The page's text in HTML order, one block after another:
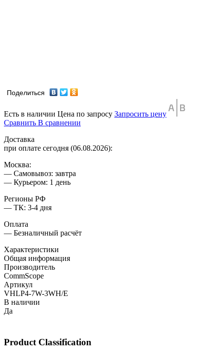
Поделиться
Есть в наличии Цена по запросу Запросить цену
Сравнить В сравнении
Доставка
при оплате сегодня (06.08.2026):
Москва:
— Самовывоз: завтра
— Курьером: 1 день
Регионы РФ
— ТК: 3-4 дня
Оплата
— Безналичный расчёт
Характеристики
Общая информация
Производитель
CommScope
Артикул
VHLP4-7W-3WH/E
В наличии
Да
Product Classification